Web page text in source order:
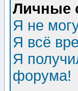
Личные
Я не
Я всё
Я
форума!